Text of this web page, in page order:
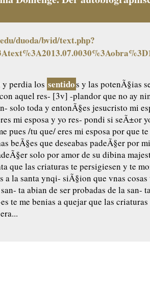
duoda/bvid/text.php?
y perdia los sentidos y las potenÃ§ias
aquel res- [3v] -plandor que no ay
solo toda y entonÃ§es jesucristo mi
mi esposa y yo res- pondi si seÃ±or
pues /tu que/ eres mi esposa por que
beÃ§es que deseabas padeÃ§er por
solo por amor de su dibina
que las criaturas te persigiesen y te
a la santa ynqi- siÃ§ion que vnas
ta abian de ser probadas de la san-
te me benias a quejar que las